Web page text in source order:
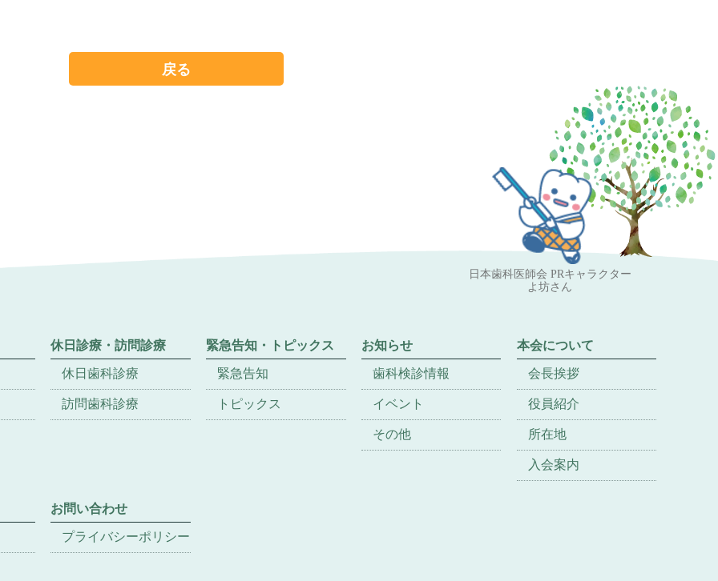
戻る
日本歯科医師会 PRキャラクター
よ坊さん
休日診療・訪問診療
休日歯科診療
訪問歯科診療
緊急告知・トピックス
緊急告知
トピックス
お知らせ
歯科検診情報
イベント
その他
本会について
会長挨拶
役員紹介
所在地
入会案内
お問い合わせ
プライバシーポリシー